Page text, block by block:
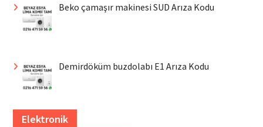
Beko çamaşır makinesi SUD Arıza Kodu
Demirdöküm buzdolabı E1 Arıza Kodu
Elektronik